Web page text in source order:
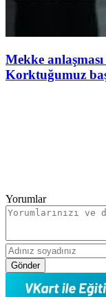
Mekke
Korktuğumuz
Yorumlar
Gönder